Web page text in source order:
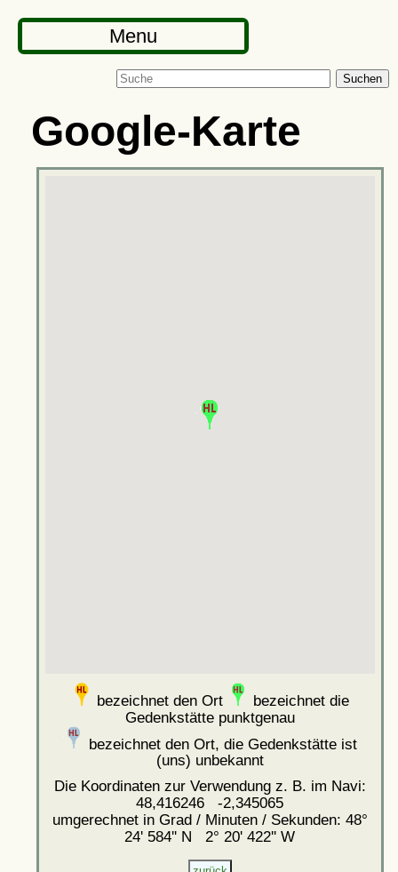
Menu
Suchen
Google-Karte
bezeichnet den Ort
bezeichnet die
Gedenkstätte punktgenau
bezeichnet den Ort, die Gedenkstätte ist
(uns) unbekannt
Die Koordinaten zur Verwendung z. B. im Navi:
48,416246 -2,345065
umgerechnet in Grad / Minuten / Sekunden: 48°
24' 584'' N 2° 20' 422'' W